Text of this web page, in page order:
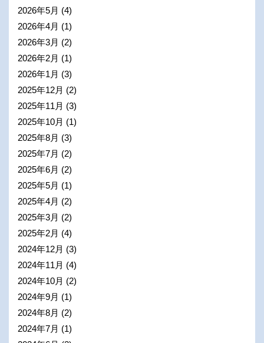
2026年5月 (4)
2026年4月 (1)
2026年3月 (2)
2026年2月 (1)
2026年1月 (3)
2025年12月 (2)
2025年11月 (3)
2025年10月 (1)
2025年8月 (3)
2025年7月 (2)
2025年6月 (2)
2025年5月 (1)
2025年4月 (2)
2025年3月 (2)
2025年2月 (4)
2024年12月 (3)
2024年11月 (4)
2024年10月 (2)
2024年9月 (1)
2024年8月 (2)
2024年7月 (1)